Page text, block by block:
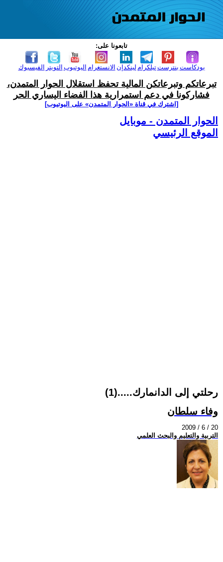
تابعونا على:
الفيسبوك التويتر اليوتيوب الانستغرام لينكدإن تيلكرامبنترست بودكاست
تبرعاتكم وتبرعاتكن المالية تحفظ استقلال الحوار المتمدن،
فشاركونا في دعم استمرارية هذا الفضاء اليساري الحر
[اشترك في قناة ‫«الحوار المتمدن» على اليوتيوب]
الحوار المتمدن - موبايل
الموقع الرئيسي
رحلتي إلى الدانمارك.....(1)
وفاء سلطان
2009 / 6 / 20
التربية والتعليم والبحث العلمي